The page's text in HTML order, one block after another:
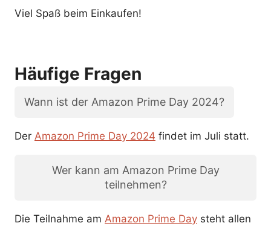
Viel Spaß beim Einkaufen!
Häufige Fragen
Wann ist der Amazon Prime Day 2024?
Der Amazon Prime Day 2024 findet im Juli statt.
Wer kann am Amazon Prime Day
teilnehmen?
Die Teilnahme am Amazon Prime Day steht allen